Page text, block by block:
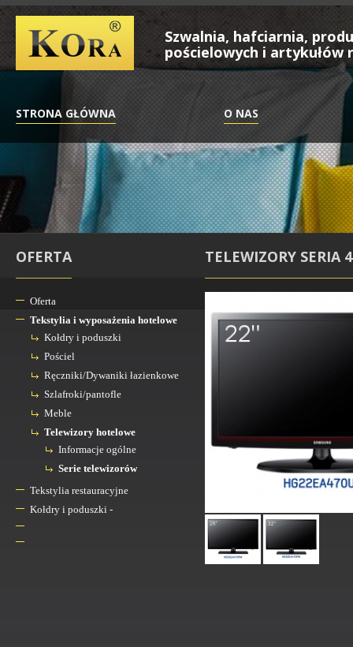
Szwalnia, hafciarnia,
pościelowych i artykułów
STRONA GŁÓWNA O NAS
OFERTA
Oferta
Tekstylia i wyposażenia hotelowe
Kołdry i poduszki
Pościel
Ręczniki/Dywaniki łazienkowe
Szlafroki/pantofle
Meble
Telewizory hotelowe
Informacje ogólne
Serie telewizorów
Tekstylia restauracyjne
Kołdry i poduszki -
TELEWIZORY SERIA